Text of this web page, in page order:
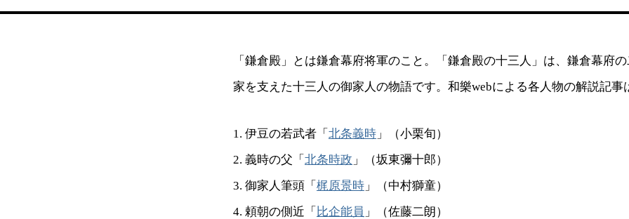
「鎌倉殿」とは鎌倉幕府将軍のこと。「鎌倉殿の十三人」は、鎌倉幕府
家を支えた十三人の御家人の物語です。和樂webによる各人物の解説記事
1. 伊豆の若武者「 北条義時 」（小栗旬）
2. 義時の父「 北条時政 」（坂東彌十郎）
3. 御家人筆頭「 梶原景時 」（中村獅童）
4. 頼朝の側近「 比企能員 」（佐藤二朗）